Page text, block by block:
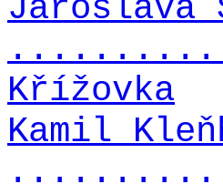
Jaroslava
Křížovka
Kamil